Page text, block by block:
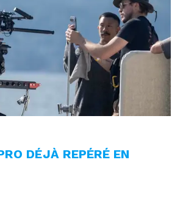
DÉJÀ REPÉRÉ EN